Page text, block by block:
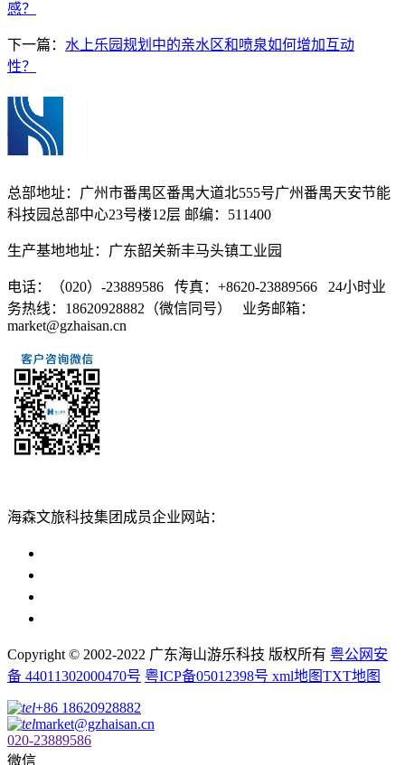
感？
下一篇： 水上乐园规划中的亲水区和喷泉如何增加互动
性？
总部地址：广州市番禺区番禺大道北555号广州番禺天安节能
科技园总部中心23号楼12层 邮编：511400
生产基地地址：广东韶关新丰马头镇工业园
电话：（020）-23889586 传真：+8620-23889566 24小时业
务热线：18620928882（微信同号） 业务邮箱：
market@gzhaisan.cn
海森文旅科技集团成员企业网站：
Copyright © 2002-2022 广东海山游乐科技 版权所有 粤公网安
备 44011302000470号 粤ICP备05012398号 xml地图TXT地图
+86 18620928882
market@gzhaisan.cn
020-23889586
微信